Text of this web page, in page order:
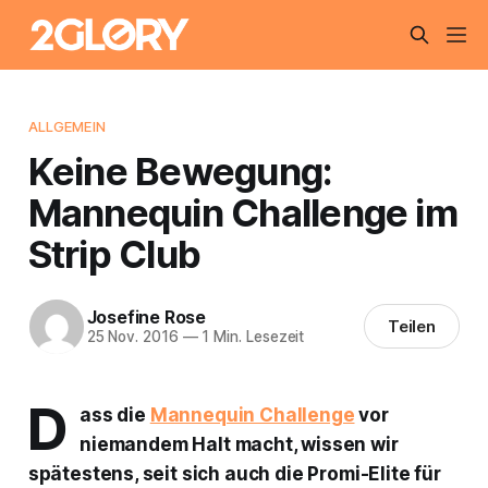
ALLGEMEIN
Keine Bewegung:
Mannequin Challenge im
Strip Club
Josefine Rose
25 Nov. 2016 —1 Min. Lesezeit Teilen
D ass die Mannequin Challenge vor
niemandem Halt macht, wissen wir
spätestens, seit sich auch die Promi-Elite für